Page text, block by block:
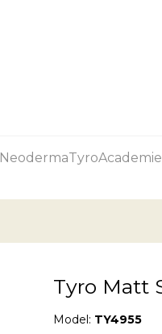
NeodermaTyro
Tyro Matt
Model: TY4955